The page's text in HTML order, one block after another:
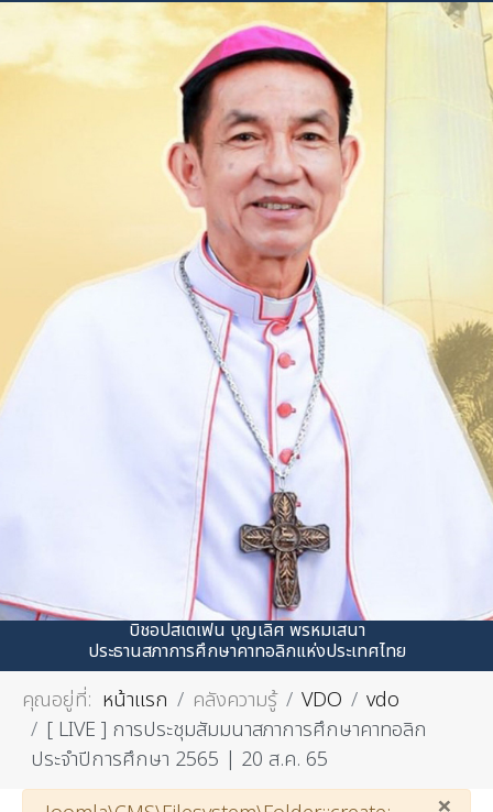
บิชอปสเตเฟน บุญเลิศ พรหมเสนา
ประธานสภาการศึกษาคาทอลิกแห่งประเทศไทย
คุณอยู่ที่: หน้าแรก คลังความรู้ VDO
vdo
[ LIVE ] การประชุมสัมมนาสภาการศึกษาคาทอลิก
ประจำปีการศึกษา 2565 | 20 ส.ค. 65